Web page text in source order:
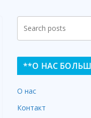
**О НАС
О нас
Контакт